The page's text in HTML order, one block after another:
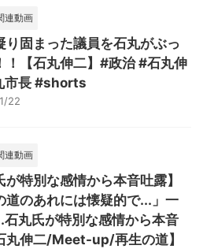
連動画
り固まった議員を石丸がぶっ
！【石丸伸二】#政治 #石丸伸
市長 #shorts
22
連動画
が特別な感情から本音吐露】
道のあれには懐疑的で...」一
石丸氏が特別な感情から本音
丸伸二/Meet-up/再生の道】